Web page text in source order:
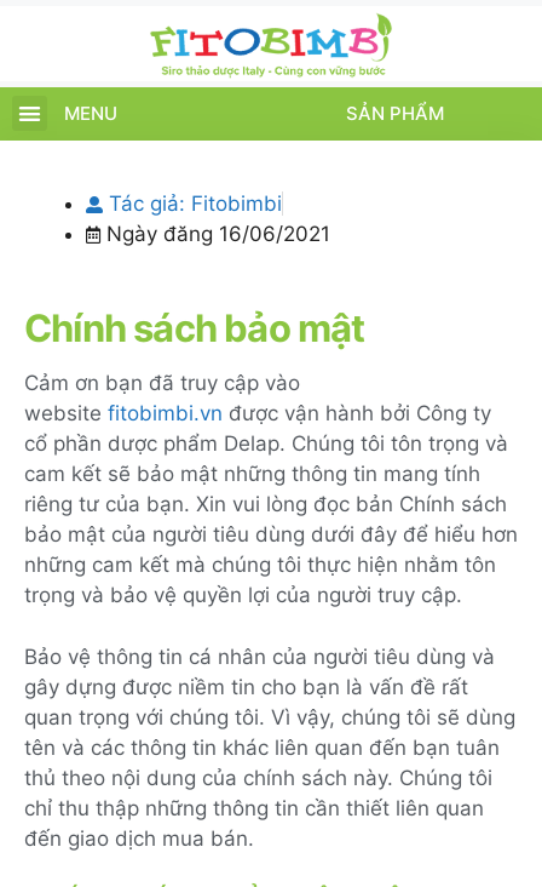
MENU SẢN PHẨM
Tác giả: Fitobimbi
Ngày đăng 16/06/2021
Chính sách bảo mật
Cảm ơn bạn đã truy cập vào
website fitobimbi.vn được vận hành bởi Công ty
cổ phần dược phẩm Delap. Chúng tôi tôn trọng và
cam kết sẽ bảo mật những thông tin mang tính
riêng tư của bạn. Xin vui lòng đọc bản Chính sách
bảo mật của người tiêu dùng dưới đây để hiểu hơn
những cam kết mà chúng tôi thực hiện nhằm tôn
trọng và bảo vệ quyền lợi của người truy cập.
Bảo vệ thông tin cá nhân của người tiêu dùng và
gây dựng được niềm tin cho bạn là vấn đề rất
quan trọng với chúng tôi. Vì vậy, chúng tôi sẽ dùng
tên và các thông tin khác liên quan đến bạn tuân
thủ theo nội dung của chính sách này. Chúng tôi
chỉ thu thập những thông tin cần thiết liên quan
đến giao dịch mua bán.